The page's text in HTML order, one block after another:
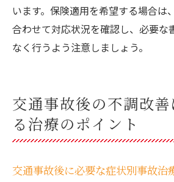
います。保険適用を希望する場合は
合わせて対応状況を確認し、必要な
なく行うよう注意しましょう。
交通事故後の不調改善
る治療のポイント
交通事故後に必要な症状別事故治